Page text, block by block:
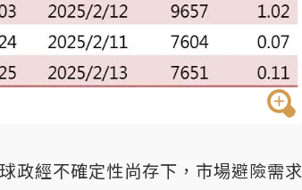
政經不確定性尚存下，市場避險需求